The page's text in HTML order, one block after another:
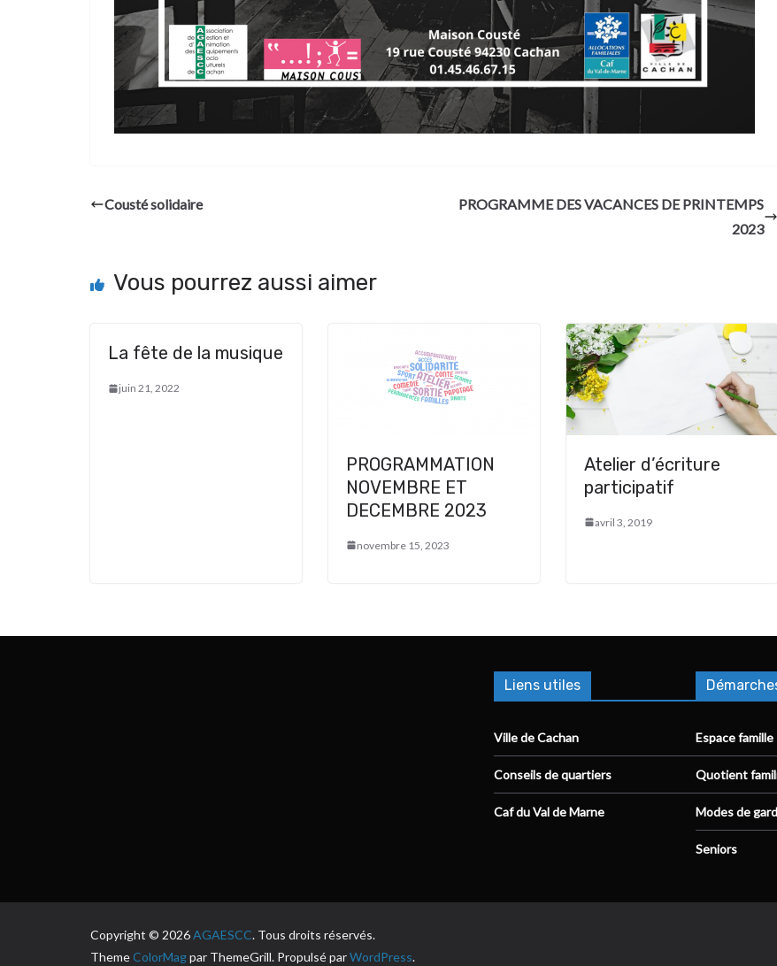
Cousté solidaire
PROGRAMME DES VACANCES DE PRINTEMPS
2023
Vous pourrez aussi aimer
La fête de la musique
juin 21, 2022
PROGRAMMATION
NOVEMBRE ET
DECEMBRE 2023
novembre 15, 2023
Atelier d’écriture
participatif
avril 3, 2019
Liens utiles
Ville de Cachan
Conseils de quartiers
Caf du Val de Marne
Espace famille
Quotient
Modes de
Seniors
Copyright © 2026AGAESCC. Tous droits réservés.
ThemeColorMagpar ThemeGrill. Propulsé parWordPress.